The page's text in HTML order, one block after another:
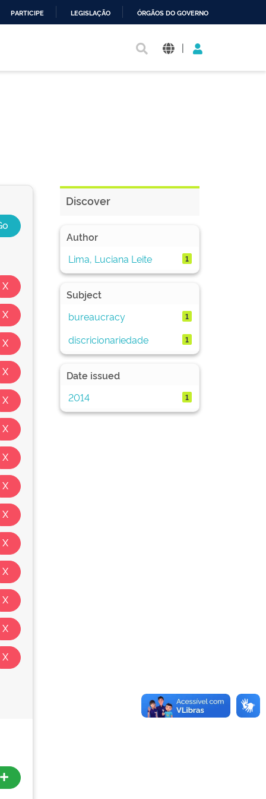
PARTICIPE LEGISLAÇÃO ÓRGÃOS DO GOVERNO
|
Discover
Author
Lima, Luciana Leite
1
Subject
bureaucracy
1
discricionariedade 1
Date issued
2014
1